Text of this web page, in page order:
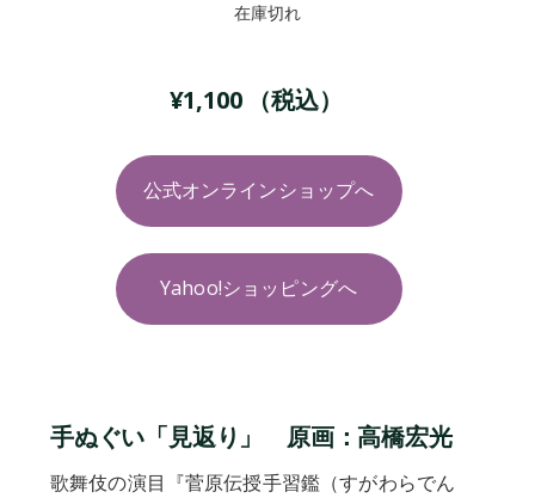
在庫切れ
¥1,100 （税込）
公式オンラインショップへ
Yahoo!ショッピングへ
手ぬぐい「見返り」 原画：高橋宏光
歌舞伎の演目『菅原伝授手習鑑（すがわらでん